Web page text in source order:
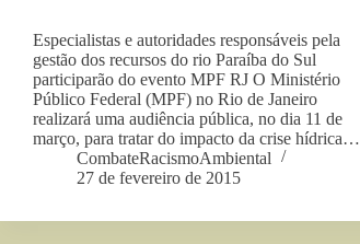
Especialistas e autoridades responsáveis pela
gestão dos recursos do rio Paraíba do Sul
participarão do evento MPF RJ O Ministério
Público Federal (MPF) no Rio de Janeiro
realizará uma audiência pública, no dia 11 de
março, para tratar do impacto da crise hídrica…
CombateRacismoAmbiental
27 de fevereiro de 2015